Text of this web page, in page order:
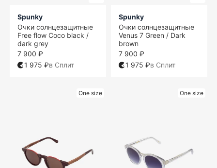
Spunky
Очки солнцезащитные
Free flow Coco black /
dark grey
7 900 ₽
1 975 ₽в Сплит
Spunky
Очки солнцезащитные
Venus 7 Green / Dark
brown
7 900 ₽
1 975 ₽в Сплит
One size One size